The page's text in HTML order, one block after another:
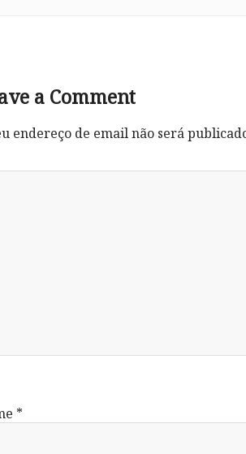
a Comment
endereço de email não será
*